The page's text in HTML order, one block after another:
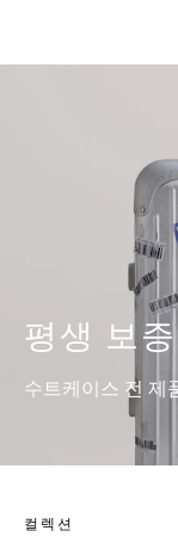
평생 보증
수트케이스 전 제
컬렉션